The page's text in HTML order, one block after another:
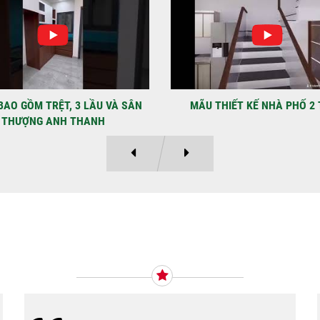
LẠC
Địa
Kỳ
KẾ NHÀ PHỐ 2 TẦNG MẪU NHÀ PHỐ 4×12 1 TRỆT